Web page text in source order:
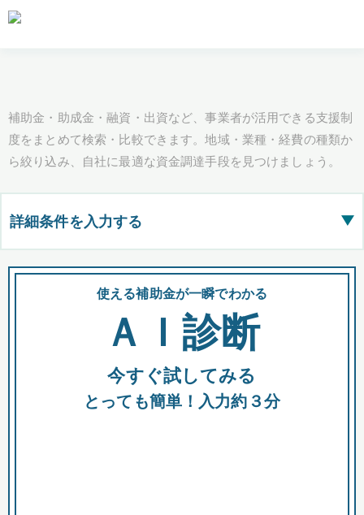
補助金・助成金・融資・出資など、事業者が活用できる支援制
度をまとめて検索・比較できます。地域・業種・経費の種類か
ら絞り込み、自社に最適な資金調達手段を見つけましょう。
詳細条件を入力する ▶
都道府県
全国の検索結果を含めて表示
助成金 融資 出資
使える補助金が一瞬でわかる
ＡＩ診断
今すぐ試してみる
とっても簡単！入力約３分